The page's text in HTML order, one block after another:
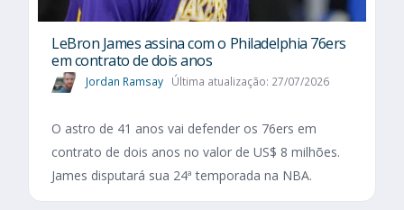
LeBron James assina com o Philadelphia 76ers
em contrato de dois anos
Jordan Ramsay Última atualização: 27/07/2026
O astro de 41 anos vai defender os 76ers em
contrato de dois anos no valor de US$ 8 milhões.
James disputará sua 24ª temporada na NBA.